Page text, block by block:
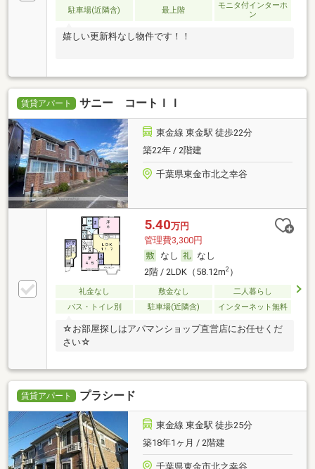
駐車場(近隣含) 最上階
モニタ付インターホ
ン
嬉しい更新料なし物件です！！
賃貸アパート サニー コートＩＩ
東金線 東金駅 徒歩22分
築22年 / 2階建
千葉県東金市北之幸谷
5.40万円
管理費3,300円
なし
なし
2階 / 2LDK（58.12m2）
礼金なし 敷金なし
二人暮らし
バス・トイレ別
駐車場(近隣含) インターネット無料
☆お部屋探しはアパマンショップ直営店にお任せくだ
さい☆
賃貸アパート プラシード
東金線 東金駅 徒歩25分
築18年1ヶ月 / 2階建
千葉県東金市北之幸谷